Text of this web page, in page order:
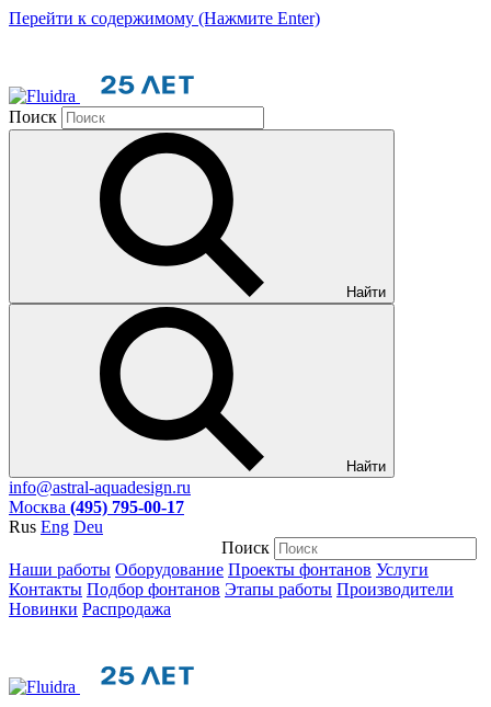
Перейти к содержимому (Нажмите Enter)
Поиск
Найти
Найти
info@astral-aquadesign.ru
Москва (495) 795-00-17
Rus Eng Deu
Поиск
Наши работы Оборудование Проекты фонтанов Услуги
Контакты Подбор фонтанов Этапы работы Производители
Новинки Распродажа